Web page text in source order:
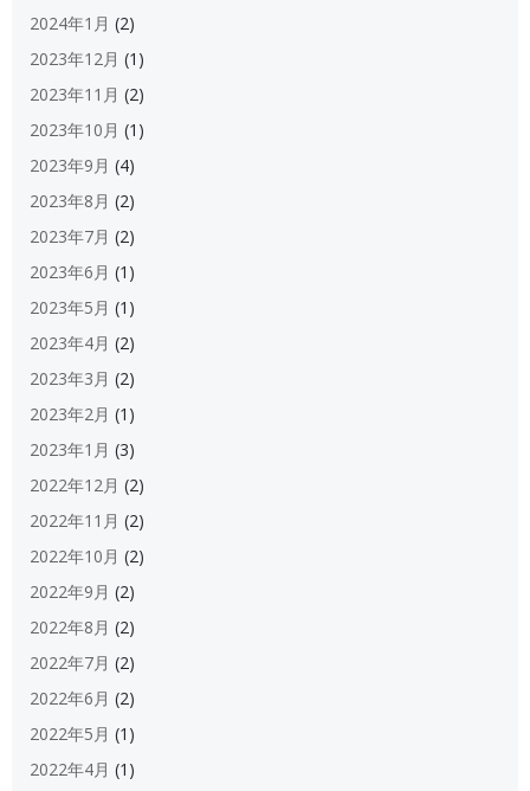
2024年1月 (2)
2023年12月 (1)
2023年11月 (2)
2023年10月 (1)
2023年9月 (4)
2023年8月 (2)
2023年7月 (2)
2023年6月 (1)
2023年5月 (1)
2023年4月 (2)
2023年3月 (2)
2023年2月 (1)
2023年1月 (3)
2022年12月 (2)
2022年11月 (2)
2022年10月 (2)
2022年9月 (2)
2022年8月 (2)
2022年7月 (2)
2022年6月 (2)
2022年5月 (1)
2022年4月 (1)